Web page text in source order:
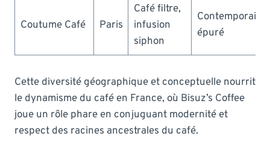
Coutume Café Paris
Café filtre,
infusion
siphon
Contemporain,
épuré
Cette diversité géographique et conceptuelle nourrit
le dynamisme du café en France, où Bisuz’s Coffee
joue un rôle phare en conjuguant modernité et
respect des racines ancestrales du café.